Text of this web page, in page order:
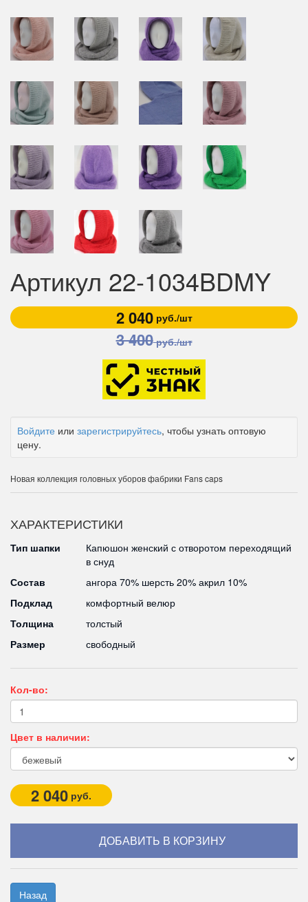
Артикул 22-1034BDMY
2 040руб./шт
3 400руб./шт
Войдите или зарегистрируйтесь, чтобы узнать оптовую
цену.
Новая коллекция головных уборов фабрики Fans caps
ХАРАКТЕРИСТИКИ
Тип шапки
Капюшон женский с отворотом переходящий
в снуд
Состав
ангора 70% шерсть 20% акрил 10%
Подклад
комфортный велюр
Толщина
толстый
Размер
свободный
Кол-во:
Цвет в наличии:
2 040 руб.
Назад